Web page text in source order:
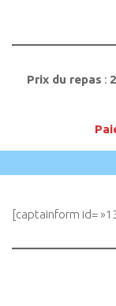
Prix du repas :
[captainform id=